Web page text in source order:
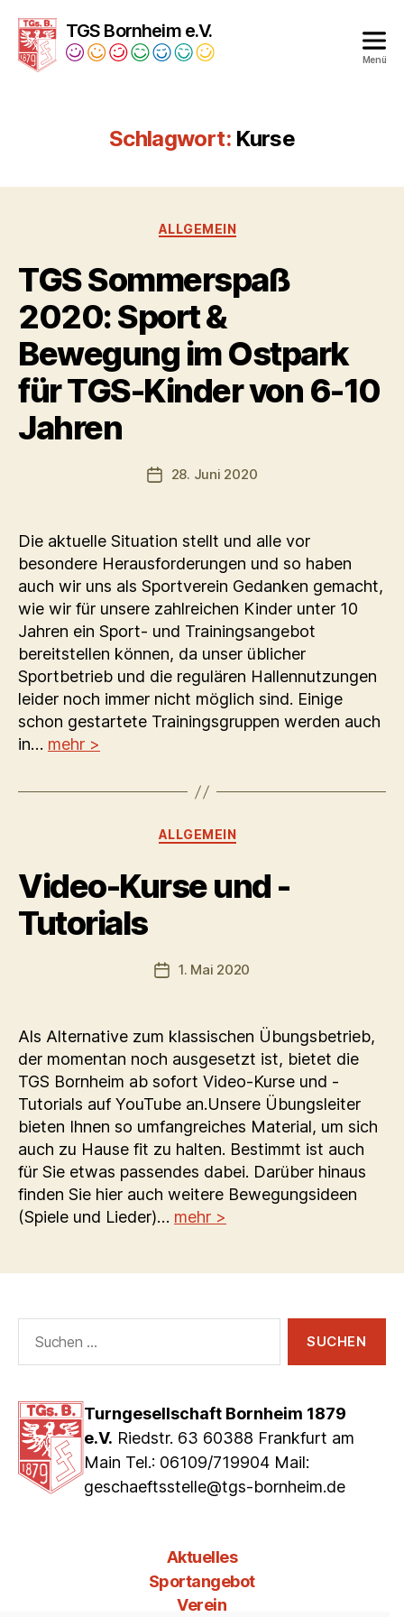
TGS Bornheim e.V.
Menü
Schlagwort: Kurse
ALLGEMEIN
TGS Sommerspaß
2020: Sport &
Bewegung im Ostpark
für TGS-Kinder von 6-10
Jahren
Veröffentlichungsdatum
28. Juni 2020
Die aktuelle Situation stellt und alle vor
besondere Herausforderungen und so haben
auch wir uns als Sportverein Gedanken gemacht,
wie wir für unsere zahlreichen Kinder unter 10
Jahren ein Sport- und Trainingsangebot
bereitstellen können, da unser üblicher
Sportbetrieb und die regulären Hallennutzungen
leider noch immer nicht möglich sind. Einige
schon gestartete Trainingsgruppen werden auch
in… mehr >
ALLGEMEIN
Video-Kurse und -
Tutorials
Veröffentlichungsdatum
1. Mai 2020
Als Alternative zum klassischen Übungsbetrieb,
der momentan noch ausgesetzt ist, bietet die
TGS Bornheim ab sofort Video-Kurse und -
Tutorials auf YouTube an.Unsere Übungsleiter
bieten Ihnen so umfangreiches Material, um sich
auch zu Hause fit zu halten. Bestimmt ist auch
für Sie etwas passendes dabei. Darüber hinaus
finden Sie hier auch weitere Bewegungsideen
(Spiele und Lieder)… mehr >
Turngesellschaft Bornheim 1879
e.V. Riedstr. 63 60388 Frankfurt am
Main Tel.: 06109/719904 Mail:
geschaeftsstelle@tgs-bornheim.de
nach:
Aktuelles
Sportangebot
Verein